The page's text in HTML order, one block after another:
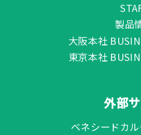
製品
大阪本社
東京本社
外部
ベネシードカ